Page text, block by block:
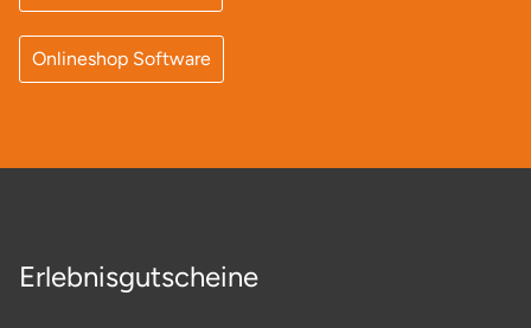
Onlineshop Software
Erlebnisgutscheine
Oder-Spree
Ostprignitz-Ruppin